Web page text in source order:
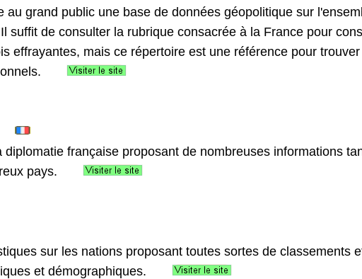
au grand public une base de données géopolitique sur
suffit de consulter la rubrique consacrée à la France pour
effrayantes, mais ce répertoire est une référence pour
diplomatie française proposant de nombreuses informations
pays.
sur les nations proposant toutes sortes de classements
et démographiques.